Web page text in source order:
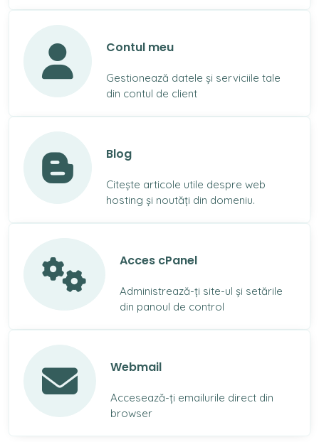
Contul meu
Gestionează datele și serviciile tale
din contul de client
Blog
Citește articole utile despre web
hosting și noutăți din domeniu.
Acces cPanel
Administrează-ți site-ul și setările
din panoul de control
Webmail
Accesează-ți emailurile direct din
browser